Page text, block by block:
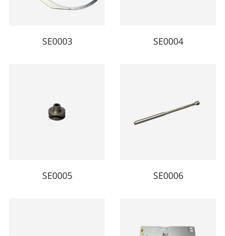
SE0003 SE0004
SE0005 SE0006